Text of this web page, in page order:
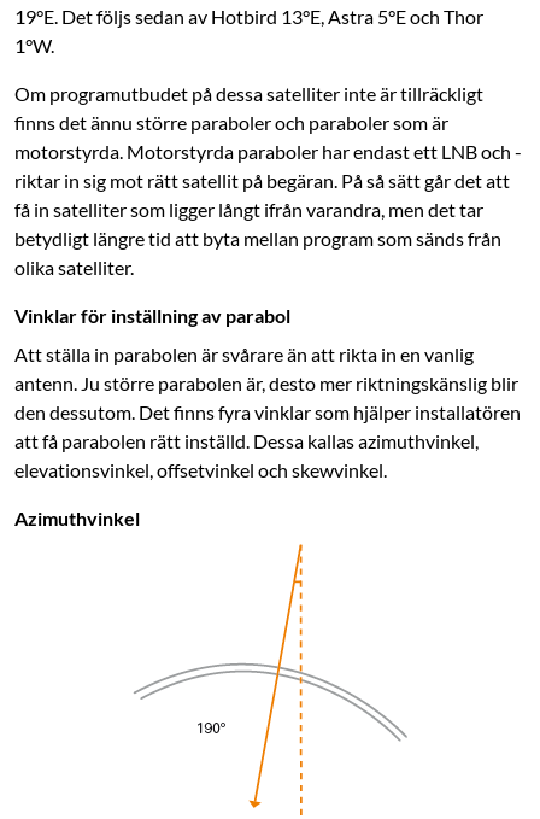
19°E. Det följs sedan av Hotbird 13°E, Astra 5°E och Thor
1°W.
Om programutbudet på dessa satelliter inte är tillräckligt
finns det ännu större ­paraboler och paraboler som är
motorstyrda. Motorstyrda paraboler har endast ett LNB och ­
riktar in sig mot rätt satellit på begäran. På så sätt går det att
få in satelliter som ligger långt ifrån varandra, men det tar
betydligt längre tid att byta mellan program som sänds från
olika satelliter.
Vinklar för inställning av parabol
Att ställa in parabolen är svårare än att rikta in en vanlig
antenn. Ju större parabolen är, desto mer riktningskänslig blir
den dessutom. Det finns fyra vinklar som hjälper installatören
att få parabolen rätt inställd. Dessa kallas azimuthvinkel,
elevations­vinkel, offsetvinkel och skewvinkel.
Azimuthvinkel